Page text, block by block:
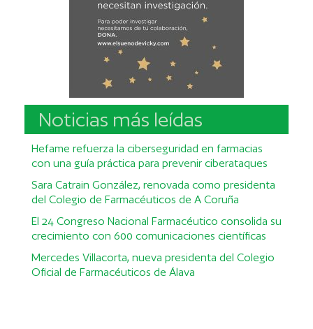
Noticias más leídas
Hefame refuerza la ciberseguridad en farmacias
con una guía práctica para prevenir ciberataques
Sara Catrain González, renovada como presidenta
del Colegio de Farmacéuticos de A Coruña
El 24 Congreso Nacional Farmacéutico consolida su
crecimiento con 600 comunicaciones científicas
Mercedes Villacorta, nueva presidenta del Colegio
Oficial de Farmacéuticos de Álava